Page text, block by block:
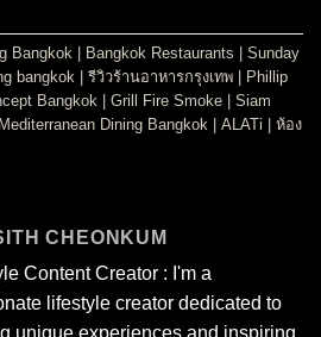
Bangkok Bangkok Restaurants
Sunday
bangkok รีวิวร้านอาหารกรุงเทพ
Phillip
Bangkok Grill Fire Smoke
Siam
Mediterranean Dining Bangkok ALATi
ห้อง
CHEONKUM
Content Creator : I'm a
lifestyle creator dedicated to
unique experiences and inspiring